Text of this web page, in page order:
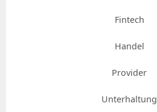
Fintech
Handel
Provider
Unterhaltung